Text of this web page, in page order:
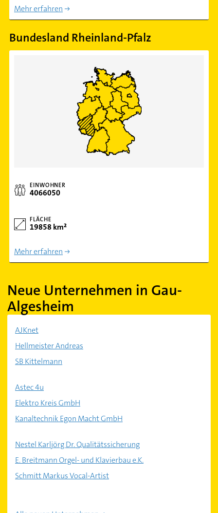
Mehr erfahren
Bundesland Rheinland-Pfalz
EINWOHNER
4066050
FLÄCHE
19858 km²
Mehr erfahren
Neue Unternehmen in Gau-
Algesheim
AJKnet
Hellmeister Andreas
SB Kittelmann
Astec 4u
Elektro Kreis GmbH
Kanaltechnik Egon Macht GmbH
Nestel Karljörg Dr. Qualitätssicherung
E. Breitmann Orgel- und Klavierbau e.K.
Schmitt Markus Vocal-Artist